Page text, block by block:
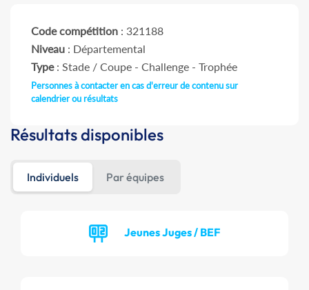
Code compétition : 321188
Niveau : Départemental
Type: Stade / Coupe - Challenge - Trophée
Personnes à contacter en cas d'erreur de contenu sur
calendrier ou résultats
Résultats disponibles
Individuels Par équipes
Jeunes Juges / BEF